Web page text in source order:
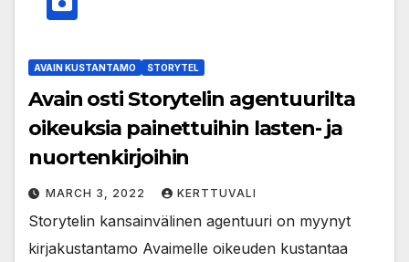
AVAIN KUSTANTAMO STORYTEL
Avain osti Storytelin agentuurilta
oikeuksia painettuihin lasten- ja
nuortenkirjoihin
MARCH 3, 2022 KERTTUVALI
Storytelin kansainvälinen agentuuri on myynyt
kirjakustantamo Avaimelle oikeuden kustantaa